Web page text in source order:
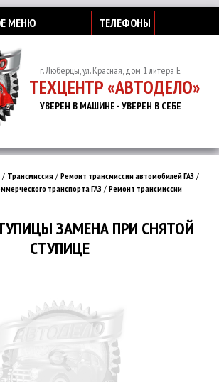
МЕНЮ ТЕЛЕФОНЫ
г. Люберцы, ул. Красная, дом 1 литера Е
ТЕХЦЕНТР «АВТОДЕЛО»
УВЕРЕН В МАШИНЕ - УВЕРЕН В СЕБЕ
/ Трансмиссия / Ремонт трансмиссии автомобилей ГАЗ /
транспорта ГАЗ / Ремонт трансмиссии
ЗАМЕНА ПРИ СНЯТОЙ
СТУПИЦЕ